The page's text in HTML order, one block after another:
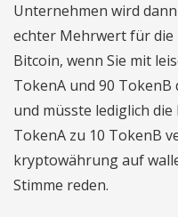
Unternehmen wird
echter Mehrwert für die
Bitcoin, wenn Sie mit
TokenA und 90
und müsste lediglich
TokenA zu 10 TokenB
kryptowährung auf
Stimme reden.